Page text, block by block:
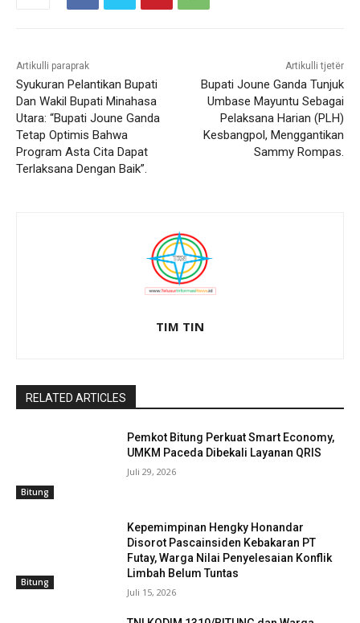
Artikulli paraprak
Syukuran Pelantikan Bupati
Dan Wakil Bupati Minahasa
Utara: “Bupati Joune Ganda
Tetap Optimis Bahwa
Program Asta Cita Dapat
Terlaksana Dengan Baik”.
Artikulli tjetër
Bupati Joune Ganda Tunjuk
Umbase Mayuntu Sebagai
Pelaksana Harian (PLH)
Kesbangpol, Menggantikan
Sammy Rompas.
TIM TIN
RELATED ARTICLES
Bitung
Pemkot Bitung Perkuat Smart Economy,
UMKM Paceda Dibekali Layanan QRIS
Juli 29, 2026
Bitung
Kepemimpinan Hengky Honandar
Disorot Pascainsiden Kebakaran PT
Futay, Warga Nilai Penyelesaian Konflik
Limbah Belum Tuntas
Juli 15, 2026